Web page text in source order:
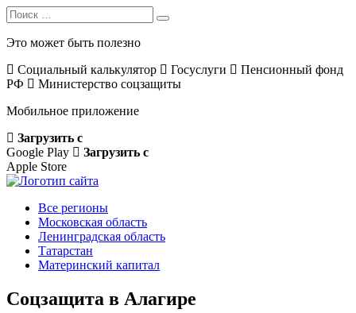
Search
for:
Search
Это может быть полезно
Социальный калькулятор
Госуслуги
Пенсионный фонд
РФ
Министерство соцзащиты
Мобильное приложение
Загрузить с
Google Play
Загрузить с
Apple Store
Все регионы
Московская область
Ленинградская область
Татарстан
Материнский капитал
Соцзащита в Алагире